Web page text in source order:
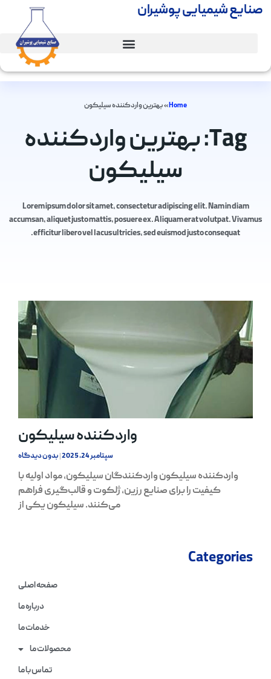
صنایع شیمیایی پوشیران
Home
»بهترین واردکننده سیلیکون
Tag: بهترین واردکننده
سیلیکون
Lorem ipsum dolor sit amet, consectetur adipiscing elit. Nam in diam
accumsan, aliquet justo mattis, posuere ex. Aliquam erat volutpat. Vivamus
efficitur libero vel lacus ultricies, sed euismod justo consequat.
واردکننده سیلیکون
سپتامبر 24, 2025 بدون دیدگاه
واردکننده سیلیکون واردکنندگان سیلیکون، مواد اولیه با
کیفیت را برای صنایع رزین، ژلکوت و قالب‌گیری فراهم
می‌کنند. سیلیکون یکی از
Categories
صفحه اصلی
درباره ما
خدمات ما
محصولات ما
تماس با ما